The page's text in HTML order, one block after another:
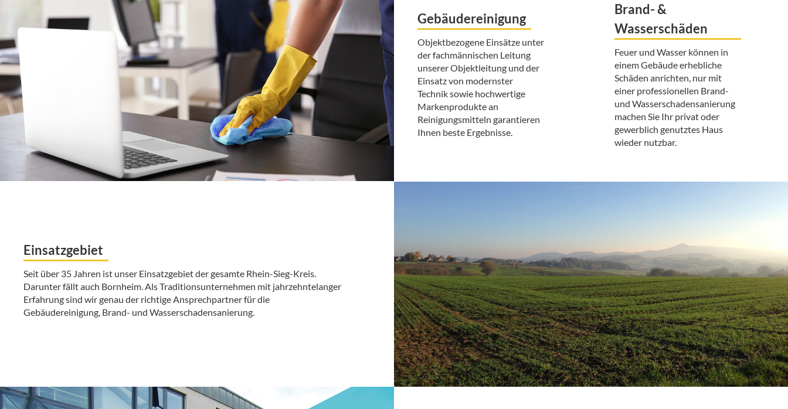
Gebäudereinigung
Objektbezogene Einsätze unter
der fachmännischen Leitung
unserer Objektleitung und der
Einsatz von modernster
Technik sowie hochwertige
Markenprodukte an
Reinigungsmitteln garantieren
Ihnen beste Ergebnisse.
Brand- &
Wasserschäden
Feuer und Wasser können in
einem Gebäude erhebliche
Schäden anrichten, nur mit
einer professionellen Brand-
und Wasserschadensanierung
machen Sie Ihr privat oder
gewerblich genutztes Haus
wieder nutzbar.
Einsatzgebiet
Seit über 35 Jahren ist unser Einsatzgebiet der gesamte Rhein-Sieg-Kreis.
Darunter fällt auch Bornheim. Als Traditionsunternehmen mit jahrzehntelanger
Erfahrung sind wir genau der richtige Ansprechpartner für die
Gebäudereinigung, Brand- und Wasserschadensanierung.